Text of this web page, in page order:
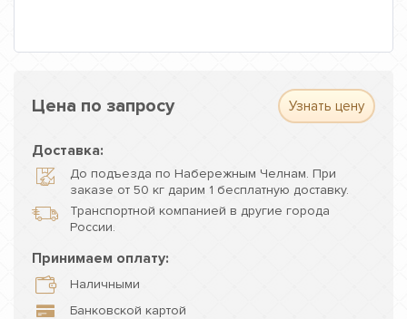
Цена по запросу Узнать цену
Доставка:
До подъезда по Набережным Челнам. При
заказе от 50 кг дарим 1 бесплатную доставку.
Транспортной компанией в другие города
России.
Принимаем оплату:
Наличными
Банковской картой